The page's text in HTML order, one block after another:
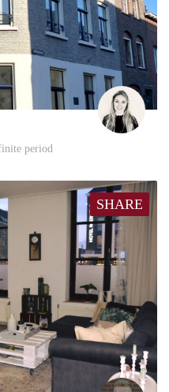
Fleur
period
SHARE
Tom